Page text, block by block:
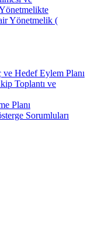
Yönetmelik (
ve Hedef Eylem Planı
Toplantı ve
Planı
Sorumluları